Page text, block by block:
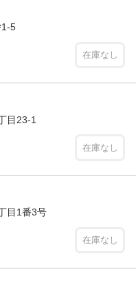
1-5
在庫なし
目23-1
在庫なし
目1番3号
在庫なし